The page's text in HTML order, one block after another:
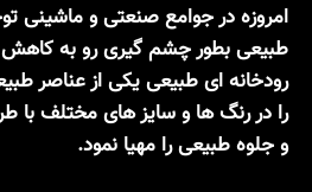
امروزه در جوامع صنعتی و ماشینی
طبیعی بطور چشم گیری رو به
رودخانه ای طبیعی یکی از عناصر
را در رنگ ها و سایز های مختلف با
و جلوه طبیعی را مهیا نمود.